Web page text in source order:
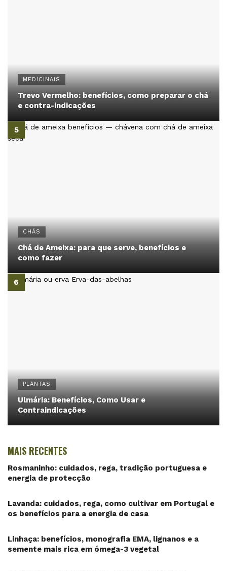
MEDICINAIS
Trevo Vermelho: benefícios, como preparar o chá
e contra-indicações
CHÁS
Chá de Ameixa: para que serve, benefícios e
como fazer
PLANTAS
Ulmária: Benefícios, Como Usar e
Contraindicações
MAIS RECENTES
Rosmaninho: cuidados, rega, tradição portuguesa e
energia de protecção
Lavanda: cuidados, rega, como cultivar em Portugal e
os benefícios para a energia de casa
Linhaça: benefícios, monografia EMA, lignanos e a
semente mais rica em ómega-3 vegetal